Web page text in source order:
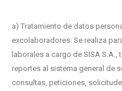
a) Tratamiento de datos
excolaboradores: Se realiza
laborales a cargo de SISA
reportes al sistema general de
consultas, peticiones,